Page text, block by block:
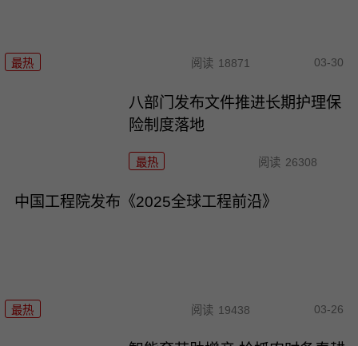
最热 阅读 18871 03-30
八部门发布文件推进长期护理保
险制度落地
最热 阅读 26308
中国工程院发布《2025全球工程前沿》
最热 阅读 19438 03-26